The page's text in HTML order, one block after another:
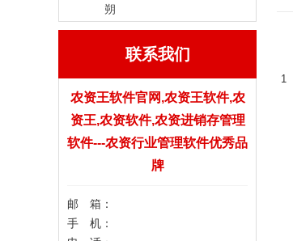
朔
联系我们
农资王软件官网,农资王软件,农
资王,农资软件,农资进销存管理
软件---农资行业管理软件优秀品
牌
邮 箱：
手 机：